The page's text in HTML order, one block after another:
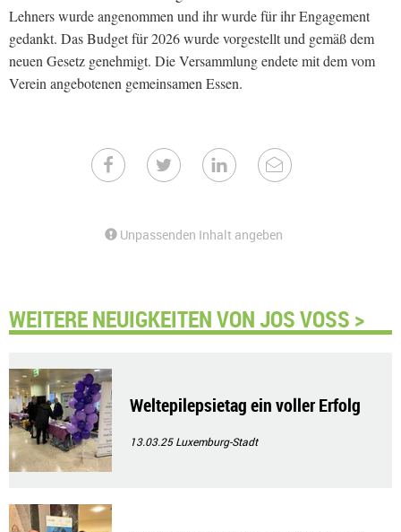
Lehners wurde angenommen und ihr wurde für ihr Engagement
gedankt. Das Budget für 2026 wurde vorgestellt und gemäß dem
neuen Gesetz genehmigt. Die Versammlung endete mit dem vom
Verein angebotenen gemeinsamen Essen.
Unpassenden Inhalt angeben
WEITERE NEUIGKEITEN VON JOS VOSS >
Weltepilepsietag ein voller Erfolg
13.03.25Luxemburg-Stadt